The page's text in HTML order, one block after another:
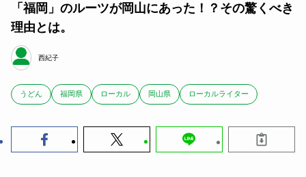
「福岡」のルーツが岡山にあった！？その驚くべき
理由とは。
西紀子
うどん 福岡県 ローカル 岡山県 ローカルライター